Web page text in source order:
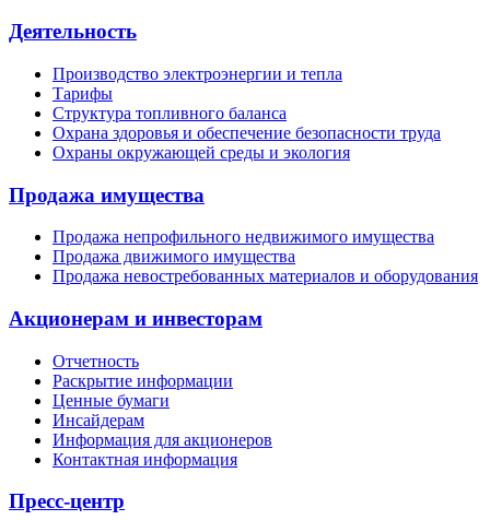
Деятельность
Производство электроэнергии и тепла
Тарифы
Структура топливного баланса
Охрана здоровья и обеспечение безопасности труда
Охраны окружающей среды и экология
Продажа имущества
Продажа непрофильного недвижимого имущества
Продажа движимого имущества
Продажа невостребованных материалов и оборудования
Акционерам и инвесторам
Отчетность
Раскрытие информации
Ценные бумаги
Инсайдерам
Информация для акционеров
Контактная информация
Пресс-центр